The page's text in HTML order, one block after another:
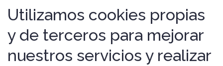
Utilizamos cookies propias
y de terceros para mejorar
nuestros servicios y realizar